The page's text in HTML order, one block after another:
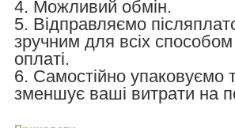
4. Можливий обмін.
5. Відправляємо
зручним для всіх
оплаті.
6. Самостійно упаковуємо
зменшує ваші витрати на